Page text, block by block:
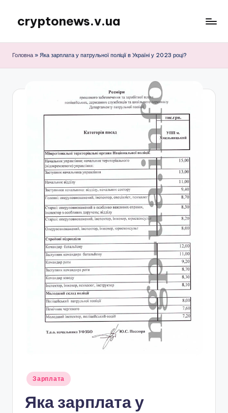
Перейти
вмісту
cryptonews.v.ua
криптовалют,
Головна » Яка зарплата у патрульної поліції в Україні у 2023 році?
Опубліковано
Зарплата
Яка зарплата у